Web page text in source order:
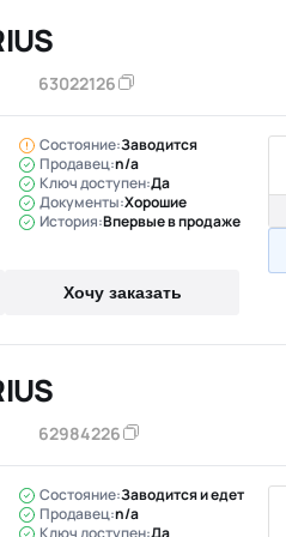
63022126
Состояние:Заводится
Продавец:n/a
Ключ доступен:Да
Документы:Хорошие
История:Впервые в продаже
Хочу заказать
62984226
Состояние:Заводится и едет
Продавец:n/a
Ключ доступен:Да